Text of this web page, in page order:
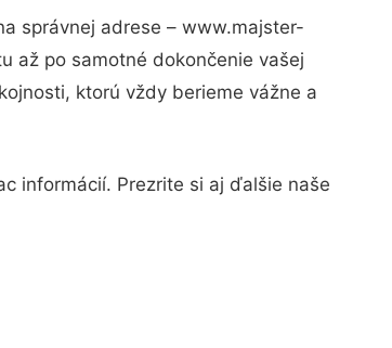
správnej adrese – www.majster-
až po samotné dokončenie vašej
ktorú vždy berieme vážne a
informácií. Prezrite si aj ďalšie naše